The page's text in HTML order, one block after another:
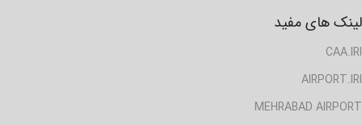
لینک های مفید
CAA.IRI
AIRPORT.IRI
MEHRABAD AIRPORT